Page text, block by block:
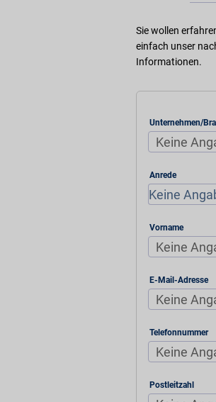
Sie wollen
einfach unser
Informationen.
Unternehmen/
Anrede
Vorname
E-Mail-Adresse
Telefonnummer
Postleitzahl